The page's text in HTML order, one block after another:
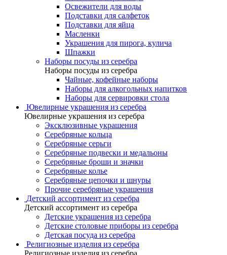
Освежители для воды
Подставки для салфеток
Подставки для яйца
Масленки
Украшения для пирога, кулича
Шпажки
Наборы посуды из серебра
Наборы посуды из серебра
Чайные, кофейные наборы
Наборы для алкогольных напитков
Наборы для сервировки стола
Ювелирные украшения из серебра
Ювелирные украшения из серебра
Эксклюзивные украшения
Серебряные кольца
Серебряные серьги
Серебряные подвески и медальоны
Серебряные броши и значки
Серебряные колье
Серебряные цепочки и шнуры
Прочие серебряные украшения
Детский ассортимент из серебра
Детский ассортимент из серебра
Детские украшения из серебра
Детские столовые приборы из серебра
Детская посуда из серебра
Религиозные изделия из серебра
Религиозные изделия из серебра